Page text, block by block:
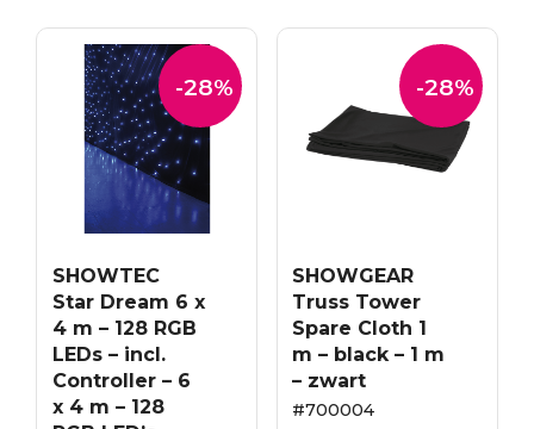
-28%
SHOWTEC
Star Dream 6 x
4 m – 128 RGB
LEDs – incl.
Controller – 6
x 4 m – 128
-28%
SHOWGEAR
Truss Tower
Spare Cloth 1
m – black – 1 m
– zwart
#700004